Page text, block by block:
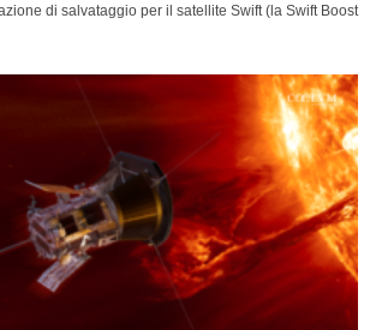
di salvataggio per il satellite Swift (la Swift Boost